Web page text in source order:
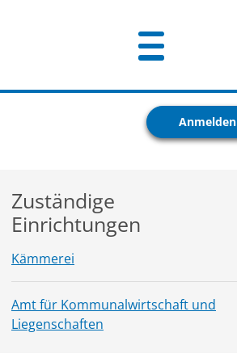
Anmelden
Zuständige
Einrichtungen
Kämmerei
Amt für Kommunalwirtschaft und
Liegenschaften